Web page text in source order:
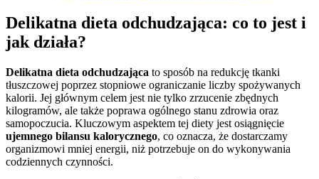
Delikatna dieta odchudzająca: co to jest i
jak działa?
Delikatna dieta odchudzająca to sposób na redukcję tkanki
tłuszczowej poprzez stopniowe ograniczanie liczby spożywanych
kalorii. Jej głównym celem jest nie tylko zrzucenie zbędnych
kilogramów, ale także poprawa ogólnego stanu zdrowia oraz
samopoczucia. Kluczowym aspektem tej diety jest osiągnięcie
ujemnego bilansu kalorycznego, co oznacza, że dostarczamy
organizmowi mniej energii, niż potrzebuje on do wykonywania
codziennych czynności.